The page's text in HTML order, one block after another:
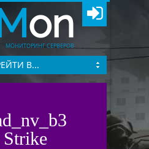
on
МОНИТОРИНГ СЕРВЕРОВ
В...